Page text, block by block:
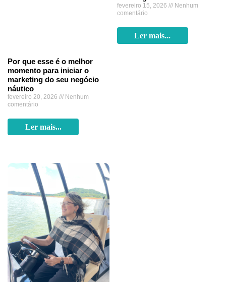
Por que esse é o melhor
momento para iniciar o
marketing do seu negócio
náutico
fevereiro 20, 2026
Nenhum
comentário
Ler mais...
fevereiro 15, 2026
Nenhum
comentário
Ler mais...